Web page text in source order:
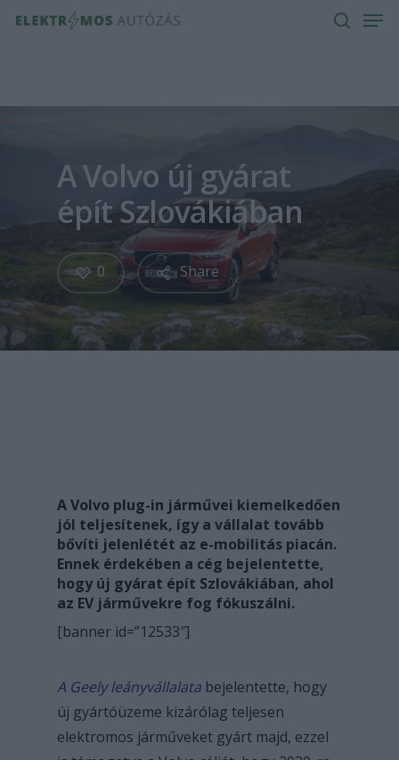
Skip
A Volvo új gyárat
épít Szlovákiában
Share
0
A Volvo plug-in járművei kiemelkedően
jól teljesítenek, így a vállalat tovább
bővíti jelenlétét az e-mobilitás piacán.
Ennek érdekében a cég bejelentette,
hogy új gyárat épít Szlovákiában, ahol
az EV járművekre fog fókuszálni.
[banner id=”12533″]
A Geely leányvállalata bejelentette, hogy
új gyártóüzeme kizárólag teljesen
elektromos járműveket gyárt majd, ezzel